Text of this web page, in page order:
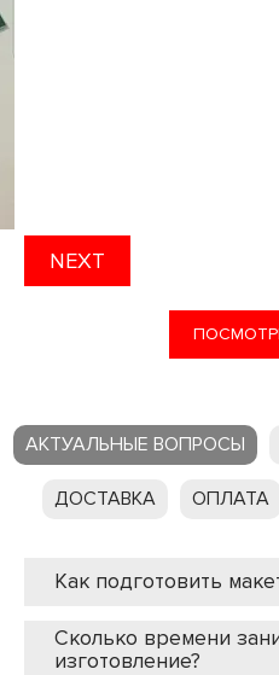
NEXT
АКТУАЛЬНЫЕ ВОПРОСЫ
ДОСТАВКА ОПЛАТА
Как подготовить
Сколько времени
изготовление?